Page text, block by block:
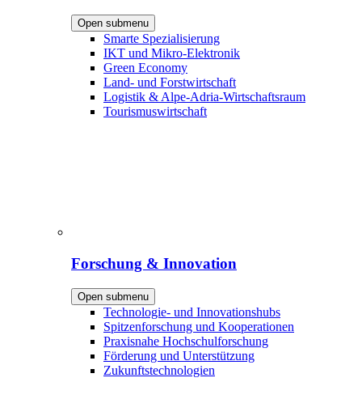
Open submenu
Smarte Spezialisierung
IKT und Mikro-Elektronik
Green Economy
Land- und Forstwirtschaft
Logistik & Alpe-Adria-Wirtschaftsraum
Tourismuswirtschaft
Forschung & Innovation
Open submenu
Technologie- und Innovationshubs
Spitzenforschung und Kooperationen
Praxisnahe Hochschulforschung
Förderung und Unterstützung
Zukunftstechnologien